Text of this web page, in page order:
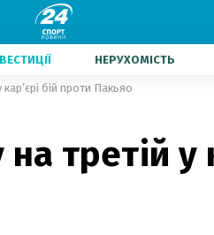
НЕРУХОМІСТЬ
бій проти Пакьяо
третій у